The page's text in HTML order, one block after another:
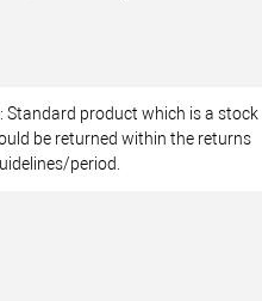
Standard product which is a stock
be returned within the returns
period.